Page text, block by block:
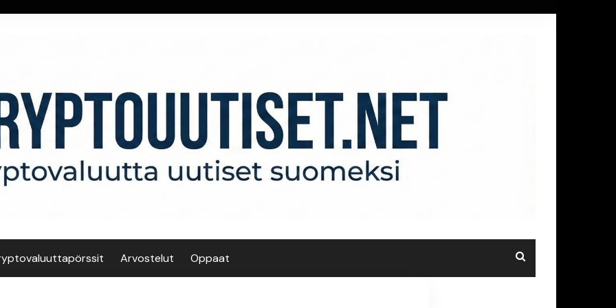
Arvostelut Oppaat